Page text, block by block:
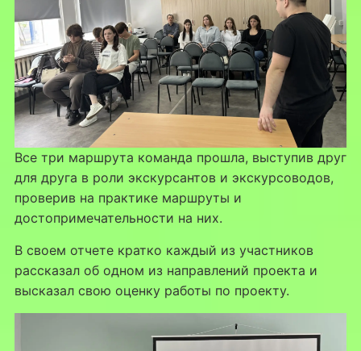
Все три маршрута команда прошла, выступив друг
для друга в роли экскурсантов и экскурсоводов,
проверив на практике маршруты и
достопримечательности на них.
В своем отчете кратко каждый из участников
рассказал об одном из направлений проекта и
высказал свою оценку работы по проекту.